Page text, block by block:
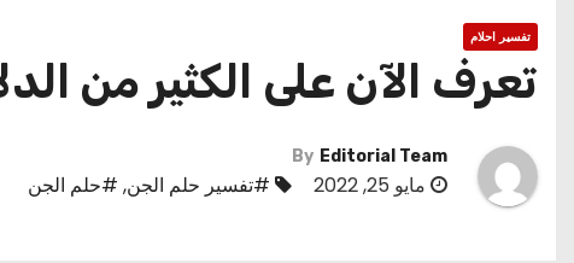
تفسير احلام
تعرف الآن على الكثير من
By Editorial Team
مايو 25, 2022 #تفسير حلم الجن, #حلم الجن